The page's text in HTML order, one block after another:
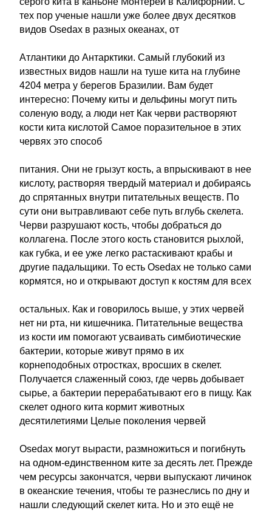
тех пор ученые нашли уже более двух десятков
видов Osedax в разных океанах, от
Атлантики до Антарктики. Самый глубокий из
известных видов нашли на туше кита на глубине
4204 метра у берегов Бразилии. Вам будет
интересно: Почему киты и дельфины могут пить
соленую воду, а люди нет Как черви растворяют
кости кита кислотой Самое поразительное в этих
червях это способ
питания. Они не грызут кость, а впрыскивают в нее
кислоту, растворяя твердый материал и добираясь
до спрятанных внутри питательных веществ. По
сути они вытравливают себе путь вглубь скелета.
Черви разрушают кость, чтобы добраться до
коллагена. После этого кость становится рыхлой,
как губка, и ее уже легко растаскивают крабы и
другие падальщики. То есть Osedax не только сами
кормятся, но и открывают доступ к костям для всех
остальных. Как и говорилось выше, у этих червей
нет ни рта, ни кишечника. Питательные вещества
из кости им помогают усваивать симбиотические
бактерии, которые живут прямо в их
корнеподобных отростках, вросших в скелет.
Получается слаженный союз, где червь добывает
сырье, а бактерии перерабатывают его в пищу. Как
скелет одного кита кормит животных
десятилетиями Целые поколения червей
Osedax могут вырасти, размножиться и погибнуть
на одном-единственном ките за десять лет. Прежде
чем ресурсы закончатся, черви выпускают личинок
в океанские течения, чтобы те разнеслись по дну и
нашли следующий скелет кита. Но и это ещё не